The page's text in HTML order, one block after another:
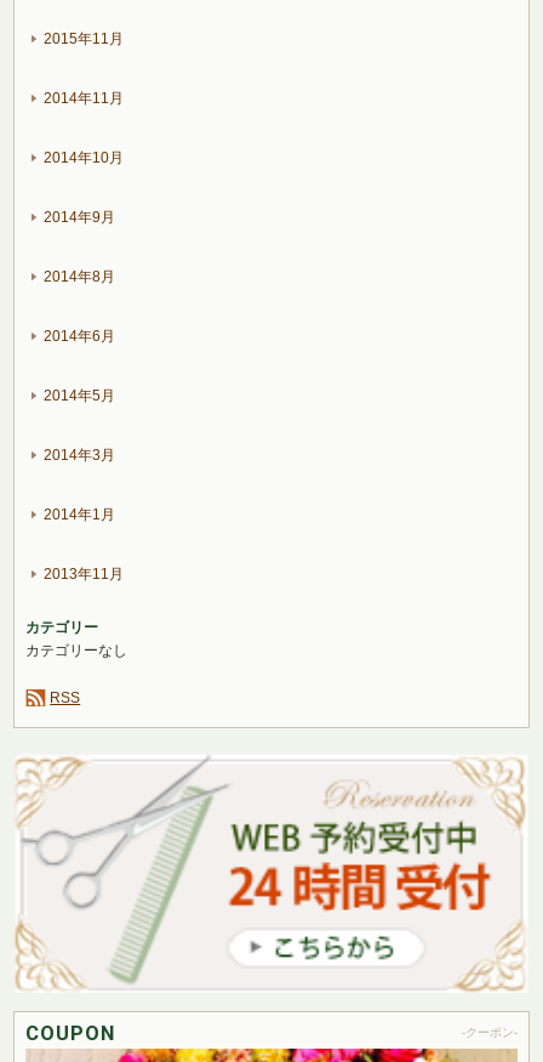
2015年11月
2014年11月
2014年10月
2014年9月
2014年8月
2014年6月
2014年5月
2014年3月
2014年1月
2013年11月
カテゴリー
カテゴリーなし
RSS
COUPON -クーポン-